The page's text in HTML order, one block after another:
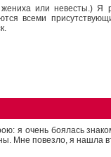
или невесты.) Я
всеми
я очень боялась
Мне повезло, я нашла